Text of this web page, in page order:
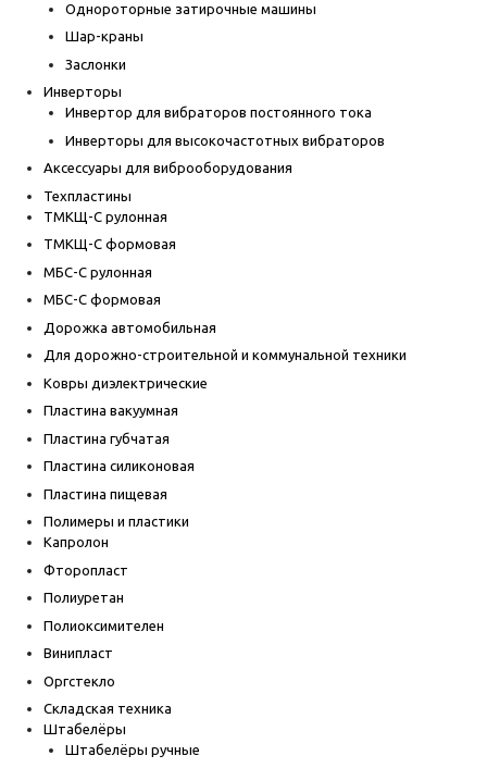
Однороторные затирочные машины
Шар-краны
Заслонки
Инверторы
Инвертор для вибраторов постоянного тока
Инверторы для высокочастотных вибраторов
Аксессуары для виброоборудования
Техпластины
ТМКЩ-С рулонная
ТМКЩ-С формовая
МБС-С рулонная
МБС-С формовая
Дорожка автомобильная
Для дорожно-строительной и коммунальной техники
Ковры диэлектрические
Пластина вакуумная
Пластина губчатая
Пластина силиконовая
Пластина пищевая
Полимеры и пластики
Капролон
Фторопласт
Полиуретан
Полиоксимителен
Винипласт
Оргстекло
Складская техника
Штабелёры
Штабелёры ручные